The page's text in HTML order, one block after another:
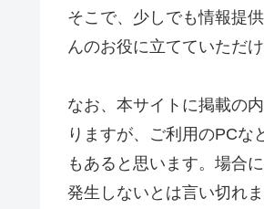
そこで、少しでも情報提
んのお役に立てていただ
なお、本サイトに掲載の
りますが、ご利用のPCな
もあると思います。場合
発生しないとは言い切れま